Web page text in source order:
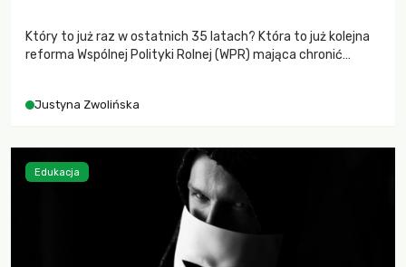
Który to już raz w ostatnich 35 latach? Która to już kolejna
reforma Wspólnej Polityki Rolnej (WPR) mająca chronić
Justyna Zwolińska
Edukacja